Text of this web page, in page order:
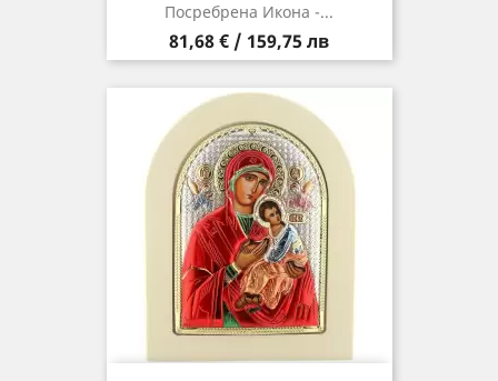
Посребрена Икона -...
Цена
81,68 € / 159,75 лв